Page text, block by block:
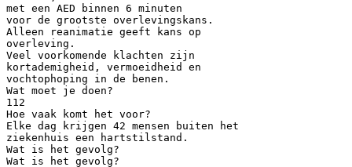
met een AED binnen 6 minuten
voor de grootste overlevingskans.
Alleen reanimatie geeft kans op
overleving.
Veel voorkomende klachten zijn
kortademigheid, vermoeidheid en
vochtophoping in de benen.
Wat moet je doen?
112
Hoe vaak komt het voor?
Elke dag krijgen 42 mensen buiten het
ziekenhuis een hartstilstand.
Wat is het gevolg?
Wat is het gevolg?